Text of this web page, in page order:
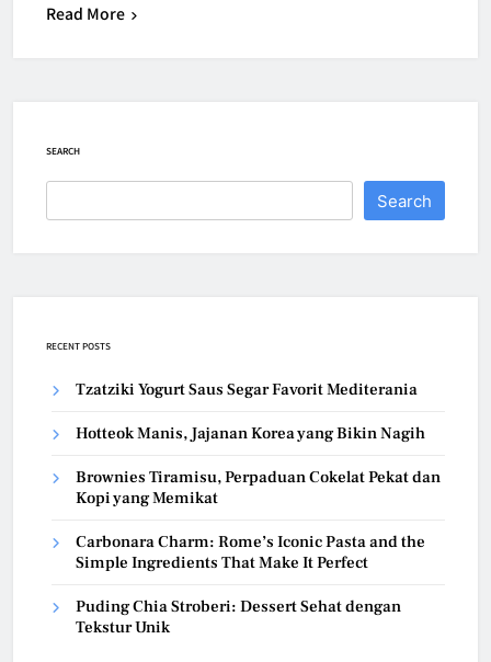
Read More
SEARCH
Search
RECENT POSTS
Tzatziki Yogurt Saus Segar Favorit Mediterania
Hotteok Manis, Jajanan Korea yang Bikin Nagih
Brownies Tiramisu, Perpaduan Cokelat Pekat dan
Kopi yang Memikat
Carbonara Charm: Rome’s Iconic Pasta and the
Simple Ingredients That Make It Perfect
Puding Chia Stroberi: Dessert Sehat dengan
Tekstur Unik